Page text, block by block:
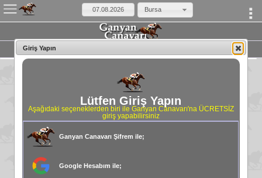
Bursa
Giriş Yapın
Lütfen Giriş Yapın
Aşağıdaki seçeneklerden biri ile Ganyan Canavarı'na ÜCRETSİZ
giriş yapabilirsiniz
Ganyan Canavarı Şifrem ile;
Google Hesabım ile;